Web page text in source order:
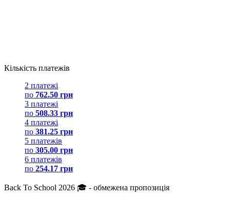
Кількість платежів
2 платежі
по 762.50 грн
3 платежі
по 508.33 грн
4 платежі
по 381.25 грн
5 платежів
по 305.00 грн
6 платежів
по 254.17 грн
Back To School 2026 🎓 - обмежена пропозиція